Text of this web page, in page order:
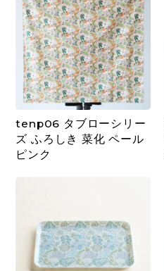
tenp06 タブローシリー
ズ ふろしき 菜化 ペール
ピンク